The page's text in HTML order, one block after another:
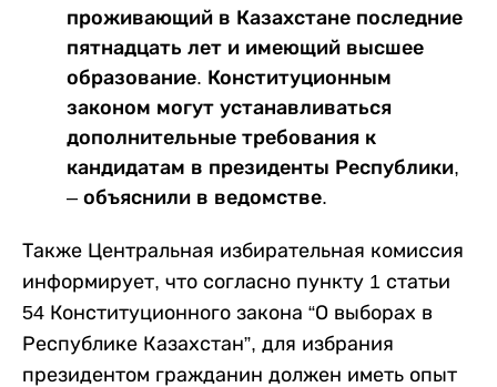
проживающий в Казахстане последние
пятнадцать лет и имеющий высшее
образование. Конституционным
законом могут устанавливаться
дополнительные требования к
кандидатам в президенты Республики,
– объяснили в ведомстве.
Также Центральная избирательная комиссия
информирует, что согласно пункту 1 статьи
54 Конституционного закона “О выборах в
Республике Казахстан”, для избрания
президентом гражданин должен иметь опыт